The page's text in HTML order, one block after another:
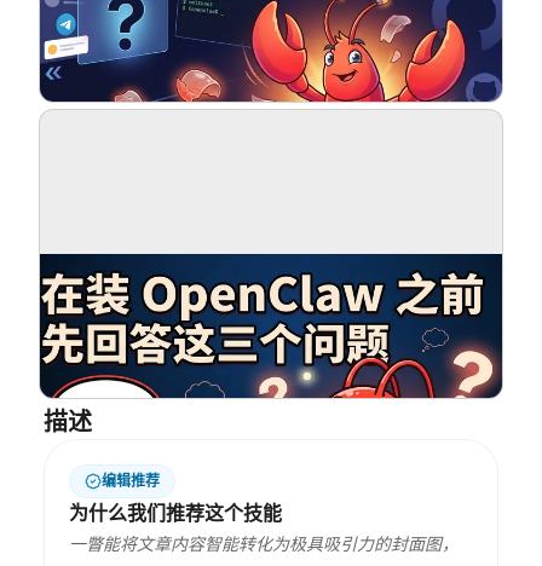
下载
博客
描述
编辑推荐
为什么我们推荐这个技能
一瞥能将文章内容智能转化为极具吸引力的封面图，